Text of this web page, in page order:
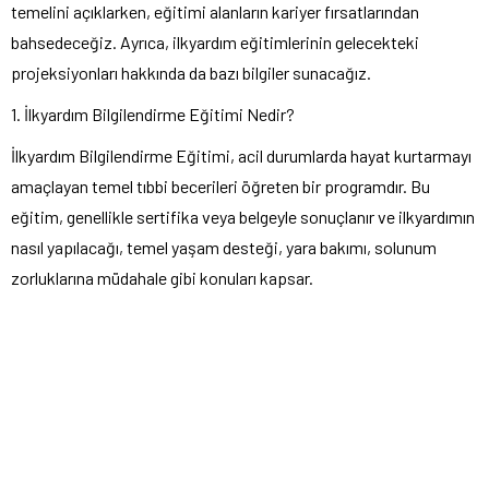
temelini açıklarken, eğitimi alanların kariyer fırsatlarından
bahsedeceğiz. Ayrıca, ilkyardım eğitimlerinin gelecekteki
projeksiyonları hakkında da bazı bilgiler sunacağız.
1. İlkyardım Bilgilendirme Eğitimi Nedir?
İlkyardım Bilgilendirme Eğitimi, acil durumlarda hayat kurtarmayı
amaçlayan temel tıbbi becerileri öğreten bir programdır. Bu
eğitim, genellikle sertifika veya belgeyle sonuçlanır ve ilkyardımın
nasıl yapılacağı, temel yaşam desteği, yara bakımı, solunum
zorluklarına müdahale gibi konuları kapsar.